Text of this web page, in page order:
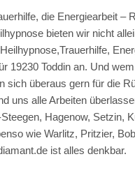
die Energiearbeit –
bieten wir nicht
19230 Toddin an. Und
sich überaus gern für die
uns alle Arbeiten
Hagenow, Setzin,
wie Warlitz, Pritzier,
ist alles denkbar.